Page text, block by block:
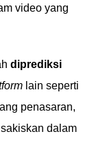
video yang
diprediksi
lain seperti
penasaran,
dalam